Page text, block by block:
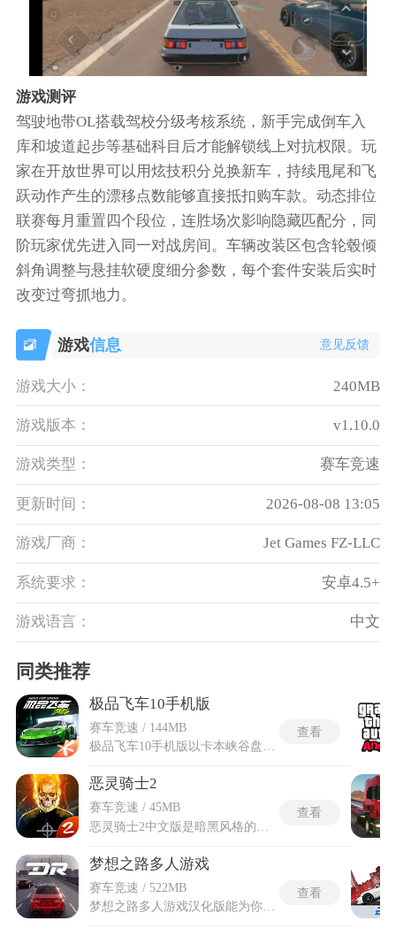
游戏测评
驾驶地带OL搭载驾校分级考核系统，新手完成倒车入
库和坡道起步等基础科目后才能解锁线上对抗权限。玩
家在开放世界可以用炫技积分兑换新车，持续甩尾和飞
跃动作产生的漂移点数能够直接抵扣购车款。动态排位
联赛每月重置四个段位，连胜场次影响隐藏匹配分，同
阶玩家优先进入同一对战房间。车辆改装区包含轮毂倾
斜角调整与悬挂软硬度细分参数，每个套件安装后实时
改变过弯抓地力。
游戏信息 意见反馈
游戏大小： 240MB
游戏版本： v1.10.0
游戏类型： 赛车竞速
更新时间： 2026-08-08 13:05
游戏厂商： Jet Games FZ-LLC
系统要求： 安卓4.5+
游戏语言： 中文
同类推荐
极品飞车10手机版
赛车竞速 / 144MB
极品飞车10手机版以卡本峡谷盘山路段与城郊街区作为主要行驶场地，摒弃端游复杂长线叙事，改用分段式剧情推进，依靠赛事胜利解锁各类车辆、改装配件与赛道区域。极品飞车10手机版针对便携设备的屏幕、操控逻辑重新调整框架，精简冗余画面素材，保留峡谷街头竞速核心框架，适配随身开启游玩的使用场景。赛事划分峡谷单挑、计时漂移、街区占领三类模式，对局内可召唤队友释放专属辅助能力，全程无冗长过场动画，单局时长压缩适配碎片化游玩时段，不用固定设备就能体验山道急弯竞速、车辆深度改装全套内容，完整复刻原作地下街头飙车的核心氛围。
查看
恶灵骑士2
赛车竞速 / 45MB
查看
梦想之路多人游戏
赛车竞速 / 522MB
梦想之路多人游戏汉化版能为你开启狂野的赛车竞速对决，驾驶各种造型酷炫的赛车，与全球玩家展开狂野的竞速对决，顺利完成每一道关卡。梦想之路多人游戏汉化版将原本英文界面完全汉化为中文，消除语言障碍，让国内玩家能轻松理解各种文本介绍。能够自由改装车辆外观与性能部件，每场比赛都提供多种赛道地图与天气变化。还有组队竞速与淘汰赛等多种对战模式，支持好友组队挑战高难度关卡。让你在风驰电掣中体验紧张刺激的竞速快感，与好友一起享受并驾齐驱的乐趣。
查看